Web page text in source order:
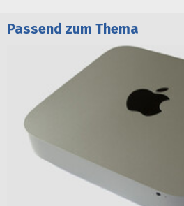
Passend zum Thema